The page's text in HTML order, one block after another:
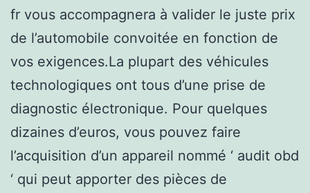
fr vous accompagnera à valider le juste prix
de l’automobile convoitée en fonction de
vos exigences.La plupart des véhicules
technologiques ont tous d’une prise de
diagnostic électronique. Pour quelques
dizaines d’euros, vous pouvez faire
l’acquisition d’un appareil nommé ‘ audit obd
‘ qui peut apporter des pièces de